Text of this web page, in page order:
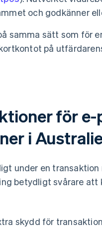
och godkänner
samma sätt som för
på
för
i
under en
betydligt svårare att
skydd för